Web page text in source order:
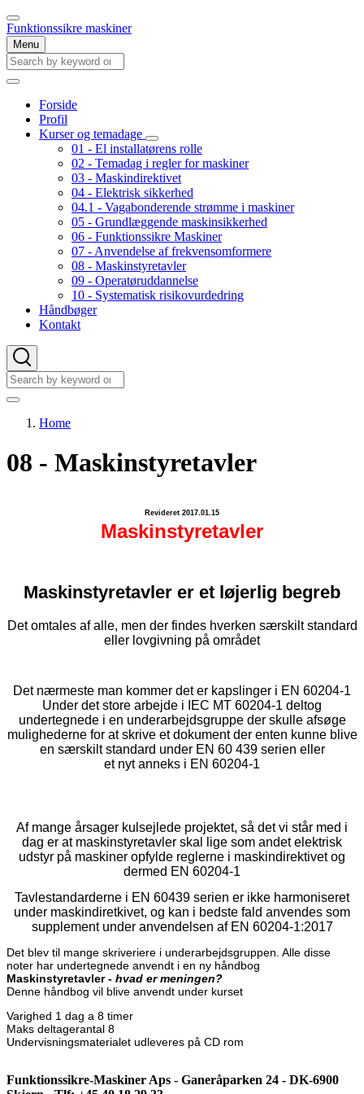
Skip
to
main
content
Funktionssikre maskiner
Menu
Search
Search
Main
navigation
Forside
Profil
Kurser og temadage
Kurser
og
temadage
sub-
navigation
01 - El installatørens rolle
02 - Temadag i regler for maskiner
03 - Maskindirektivet
04 - Elektrisk sikkerhed
04.1 - Vagabonderende strømme i maskiner
05 - Grundlæggende maskinsikkerhed
06 - Funktionssikre Maskiner
07 - Anvendelse af frekvensomformere
08 - Maskinstyretavler
09 - Operatøruddannelse
10 - Systematisk risikovurdedring
Håndbøger
Kontakt
Search
Search
Home
08 - Maskinstyretavler
Revideret 2017.01.15
Maskinstyretavler
Maskinstyretavler er et løjerlig begreb
Det omtales af alle, men der findes hverken særskilt standard
eller lovgivning på området
Det nærmeste man kommer det er kapslinger i EN 60204-1
Under det store arbejde i IEC MT 60204-1 deltog
undertegnede i en underarbejdsgruppe der skulle afsøge
mulighederne for at skrive et dokument der enten kunne blive
en særskilt standard under EN 60 439 serien eller
et nyt anneks i EN 60204-1
Af mange årsager kulsejlede projektet, så det vi står med i
dag er at maskinstyretavler skal lige som andet elektrisk
udstyr på maskiner opfylde reglerne i maskindirektivet og
dermed EN 60204-1
Tavlestandarderne i EN 60439 serien er ikke harmoniseret
under maskindiretkivet, og kan i bedste fald anvendes som
supplement under anvendelsen af EN 60204-1:2017
Det blev til mange skriveriere i underarbejdsgruppen. Alle disse
noter har undertegnede anvendt i en ny håndbog
Maskinstyretavler - hvad er meningen?
Denne håndbog vil blive anvendt under kurset
Varighed 1 dag a 8 timer
Maks deltagerantal 8
Undervisningsmaterialet udleveres på CD rom
Funktionssikre-Maskiner Aps - Ganeråparken 24 - DK-6900